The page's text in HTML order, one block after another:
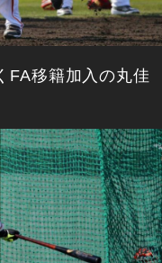
FA移籍加入の丸佳